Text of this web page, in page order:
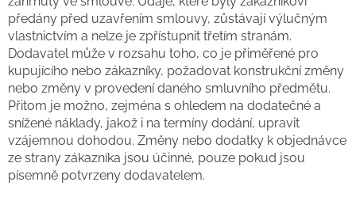
předány před uzavřením smlouvy, zůstávají výlučným
vlastnictvím a nelze je zpřístupnit třetím stranám.
Dodavatel může v rozsahu toho, co je přiměřené pro
kupujícího nebo zákazníky, požadovat konstrukční změny
nebo změny v provedení daného smluvního předmětu.
Přitom je možno, zejména s ohledem na dodatečné a
snížené náklady, jakož i na termíny dodání, upravit
vzájemnou dohodou. Změny nebo dodatky k objednávce
ze strany zákazníka jsou účinné, pouze pokud jsou
písemně potvrzeny dodavatelem.